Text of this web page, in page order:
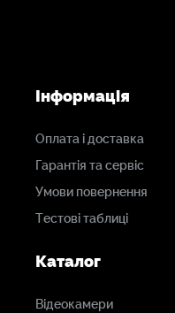
Інформація
Оплата і доставка
Гарантія та сервіс
Умови повернення
Тестові таблиці
Каталог
Відеокамери